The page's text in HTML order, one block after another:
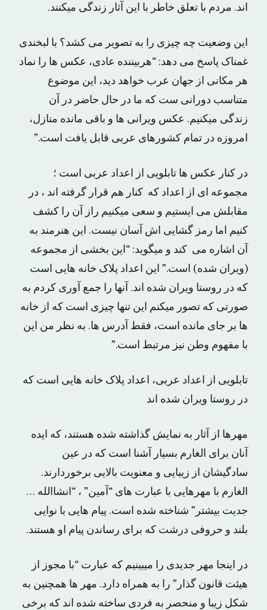
اند. مردم با تعلق خاطر با این آثار زندگی میکنند.
این وضعیت چه چیزی را به تصویر می کشد؟ با لبخندی
غمناک پاسخ می دهد: “هربیننده عادی، عکس ها را نماد
هر مکانی از جهان عرب خواهد دید، این موضوع
متناسب دورانی ست که ما در حال حاضر در آن
زندگی میکنیم. عکس ویرانی ها و باقی مانده منازل،
امروزه در تمام کشورهای عربی قابل یافت است.”
در کنار عکس ها تابلویی از اعداد عربی است ؛
مجموعه ای از اعداد که کنار هم قرار گرفته اند ، در
مقابلش می ایستیم و سعی میکنیم راز آن را کشف
کنیم اما رمز گشایی اش آسان نیست. این هنرمند به
آن اشاره می کند و میگوید: “این بخشی از مجموعه
(ویران شده) است.” این اعداد پلاک خانه هایی است
که در روستا ویران شده اند. آنها را جمع آوری کردم به
صورتی که تصور میکنم این تنها چیزی است که از خانه
ها بر جای مانده است، فقط آدرس ها. به نظر من این
با مفهوم وطن نیز مرتبط است.”
تابلویی از اعداد عربی، اعداد پلاک خانه هایی است که
در روستا ویران شده اند
مهرها از آثار به نمایش گذاشته شده هستند، که ایده
آنان برای الغارم بسیار آشنا است که در عین
سادگیشان از زیبایی و معنویت بالایی برخوردارند.
الغارم با مهرهایی با عبارت های “آمین” ، “انشاالله …
جدیت بیشتر” شناخته شده است. پیام هایی با نوایی
بلند و حروفی درشت که برای رساندن پیام او هستند.
در اینجا مهر جدیدی را میبینیم که عبارت “با مجوز از
هیئت قانون گذار” را به همراه دارد. مهر ها همچنین به
شکل زیبا و منحصر به فردی ساخته شده اند که برخی